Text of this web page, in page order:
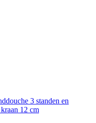
3 standen en
12 cm